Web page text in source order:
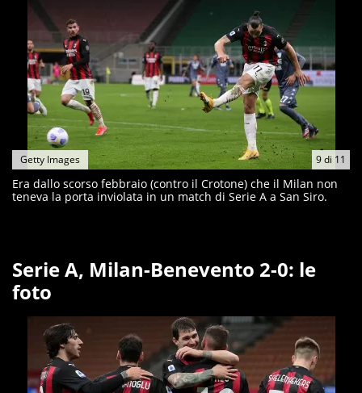
9di 11
Getty Images
Era dallo scorso febbraio (contro il Crotone) che il Milan non
teneva la porta inviolata in un match di Serie A a San Siro.
Serie A, Milan-Benevento 2-0: le
foto